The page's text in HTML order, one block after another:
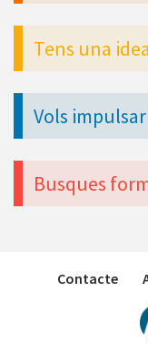
Tens una
Vols
Busques
Contacte